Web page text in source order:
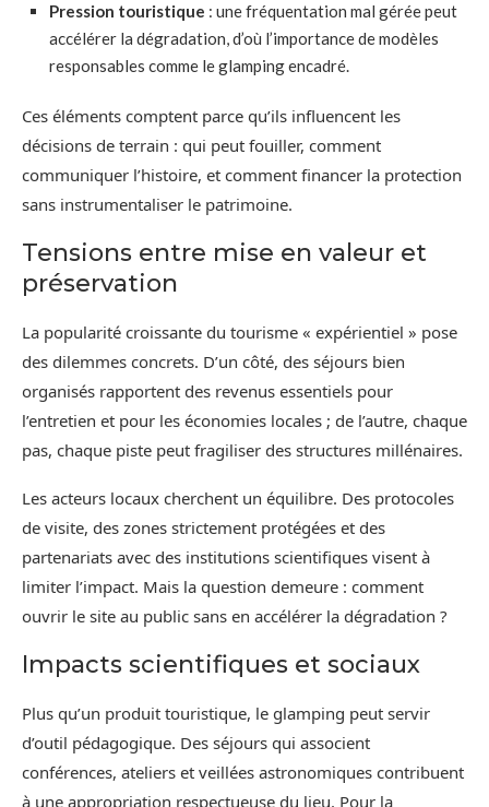
Pression touristique : une fréquentation mal gérée peut
accélérer la dégradation, d’où l’importance de modèles
responsables comme le glamping encadré.
Ces éléments comptent parce qu’ils influencent les
décisions de terrain : qui peut fouiller, comment
communiquer l’histoire, et comment financer la protection
sans instrumentaliser le patrimoine.
Tensions entre mise en valeur et
préservation
La popularité croissante du tourisme « expérientiel » pose
des dilemmes concrets. D’un côté, des séjours bien
organisés rapportent des revenus essentiels pour
l’entretien et pour les économies locales ; de l’autre, chaque
pas, chaque piste peut fragiliser des structures millénaires.
Les acteurs locaux cherchent un équilibre. Des protocoles
de visite, des zones strictement protégées et des
partenariats avec des institutions scientifiques visent à
limiter l’impact. Mais la question demeure : comment
ouvrir le site au public sans en accélérer la dégradation ?
Impacts scientifiques et sociaux
Plus qu’un produit touristique, le glamping peut servir
d’outil pédagogique. Des séjours qui associent
conférences, ateliers et veillées astronomiques contribuent
à une appropriation respectueuse du lieu. Pour la